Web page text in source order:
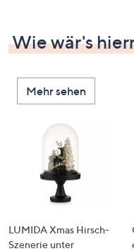
Wie wär's
Mehr sehen
LUMIDA Xmas Hirsch-
Szenerie unter